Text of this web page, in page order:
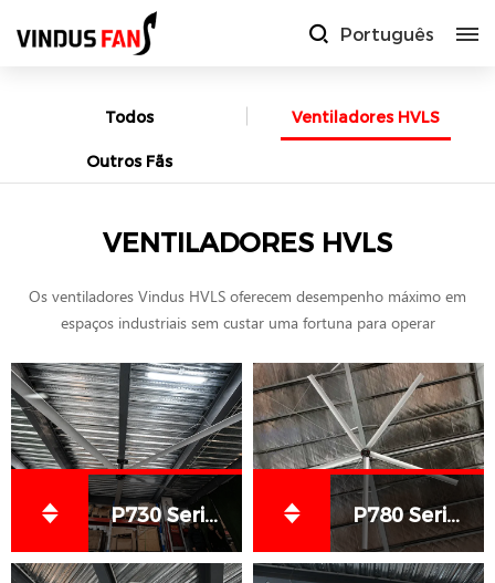
Português
Todos
Ventiladores HVLS
Outros Fãs
VENTILADORES HVLS
Os ventiladores Vindus HVLS oferecem desempenho máximo em
espaços industriais sem custar uma fortuna para operar
P730 Series HVLS Fans P780 Series HVLS Fans